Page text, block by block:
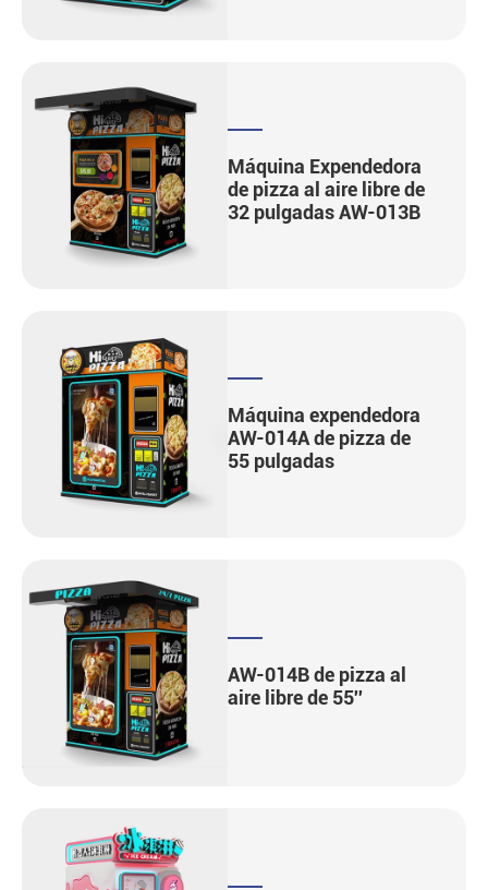
Máquina Expendedora
de pizza al aire libre de
32 pulgadas AW-013B
Máquina expendedora
AW-014A de pizza de
55 pulgadas
AW-014B de pizza al
aire libre de 55''